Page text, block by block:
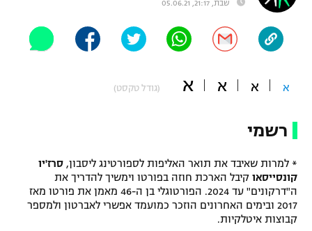
"מחצית בשכונה" – פודקאסט
משתתפים וזוכים בפרסים
תקנון עבור פעילות ספורט 1 – "מרלן"
טניס
גיימינג E-Sports
תנאי שימוש
היאבקות WWE
אופניים
ספורט מוטורי
בייסבול MLB
ספורט אתגרי ואקסטרים
שבת, 21:17, 05.06.21
א א א א (גודל טקסט)
רשמי
* למרות שאיבד את תואר האליפות לספורטינג ליסבון, סרז'יו
קונסייסאו קיבל הארכת חוזה בפורטו וימשיך להדריך את
ה"דרקונים" עד 2024. הפורטוגלי בן ה-46 מאמן את פורטו מאז
2017 ובימים האחרונים הוזכר כמועמד אפשרי לאברטון ולמספר
קבוצות איטלקיות.